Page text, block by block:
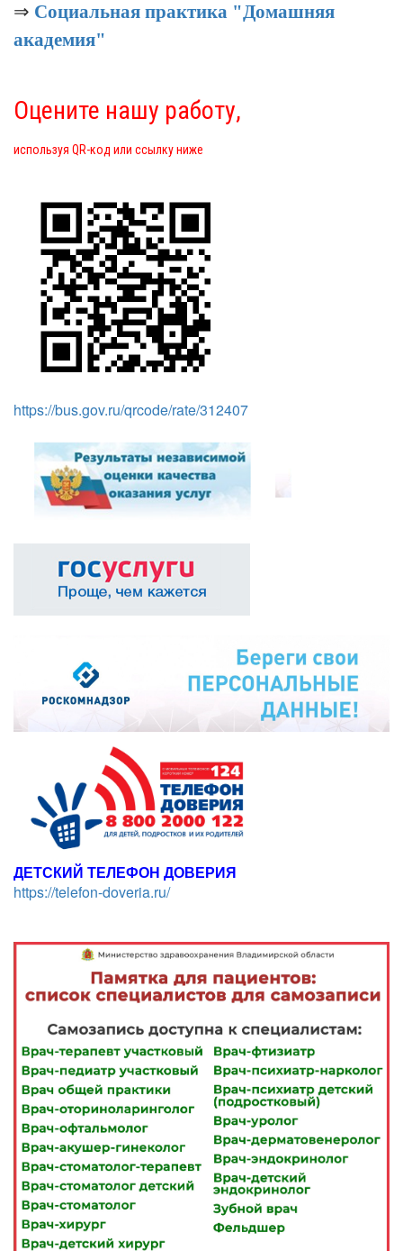
⇒ Социальная практика "Домашняя
академия"
Оцените нашу работу,
используя QR-код или ссылку ниже
https://bus.gov.ru/qrcode/rate/312407
ДЕТСКИЙ ТЕЛЕФОН ДОВЕРИЯ
https://telefon-doveria.ru/